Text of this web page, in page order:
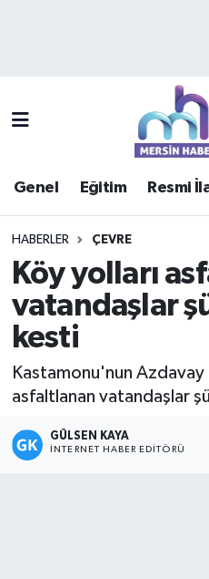
Genel Eğitim Resmi
HABERLER ÇEVRE
Köy yolları
vatandaşlar
kesti
Kastamonu'nun
asfaltlanan vatandaşlar
GÜLSEN KAYA
İNTERNET HABER EDITÖRÜ
Güncel
Haberde insan
Kültür - Sanat
Magazin
Mersin Trafik
Süper Lig Puan
Haber Arşivi